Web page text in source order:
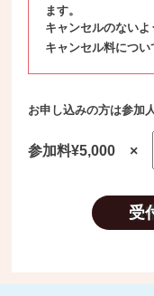
ます。
キャンセルのないよ
キャンセル料につい
お申し込みの方は参加
参加料¥5,000 ×
お